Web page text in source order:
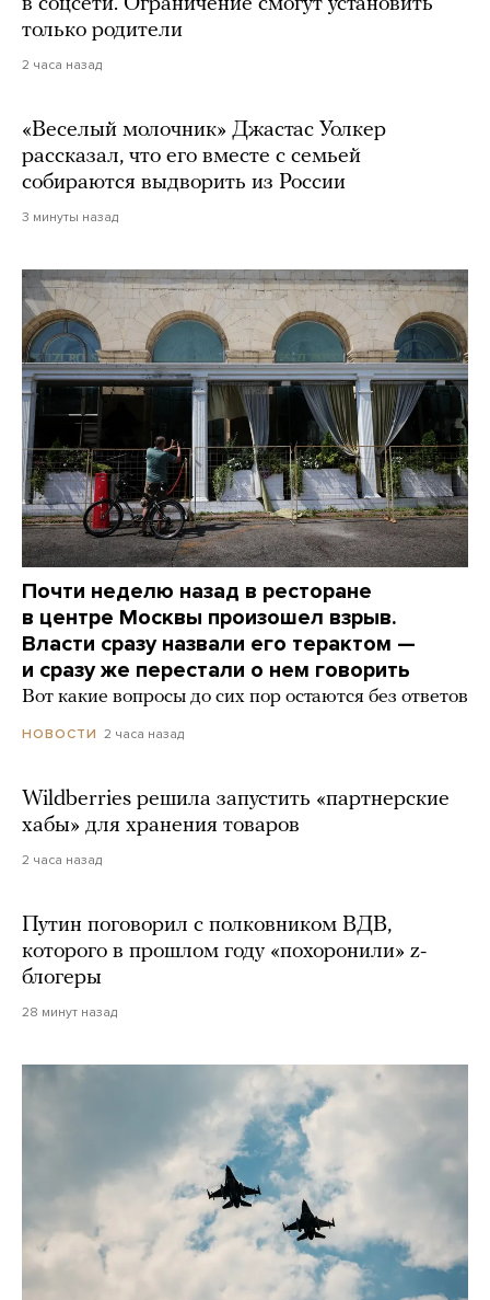
в соцсети. Ограничение смогут установить
только родители
2 часа назад
«Веселый молочник» Джастас Уолкер
рассказал, что его вместе с семьей
собираются выдворить из России
3 минуты назад
Почти неделю назад в ресторане
в центре Москвы произошел взрыв.
Власти сразу назвали его терактом —
и сразу же перестали о нем говорить
Вот какие вопросы до сих пор остаются без ответов
НОВОСТИ 2 часа назад
Wildberries решила запустить «партнерские
хабы» для хранения товаров
2 часа назад
Путин поговорил с полковником ВДВ,
которого в прошлом году «похоронили» z-
блогеры
28 минут назад